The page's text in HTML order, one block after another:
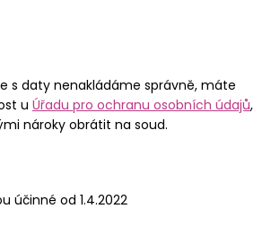
s daty nenakládáme správně, máte
u Úřadu pro ochranu osobních údajů,
nároky obrátit na soud.
účinné od 1.4.2022